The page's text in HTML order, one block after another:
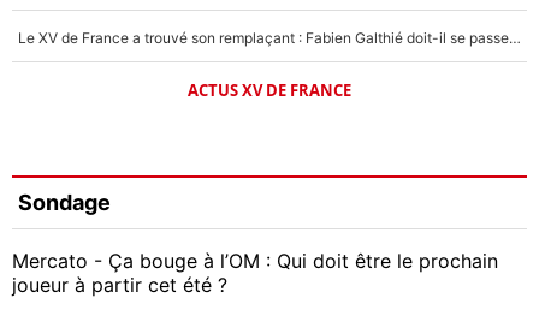
Le XV de France a trouvé son remplaçant : Fabien Galthié doit-il se passer d'Antoine Dupont ?
ACTUS XV DE FRANCE
Sondage
Mercato - Ça bouge à l’OM : Qui doit être le prochain
joueur à partir cet été ?